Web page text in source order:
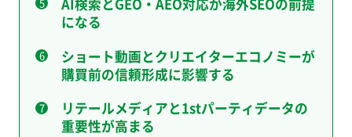
になる
ショート動画とクリエイターエコノミーが
購買前の信頼形成に影響する
リテールメディアと1stパーティデータの
重要性が高まる